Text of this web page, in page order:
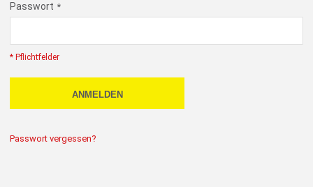
Passwort
* Pflichtfelder
ANMELDEN
Passwort vergessen?